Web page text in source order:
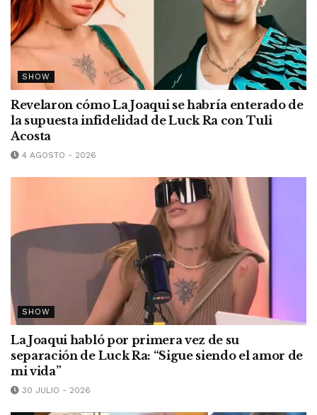
SHOW
Revelaron cómo La Joaqui se habría enterado de
la supuesta infidelidad de Luck Ra con Tuli
Acosta
4 AGOSTO - 2026
SHOW
La Joaqui habló por primera vez de su
separación de Luck Ra: “Sigue siendo el amor de
mi vida”
30 JULIO - 2026